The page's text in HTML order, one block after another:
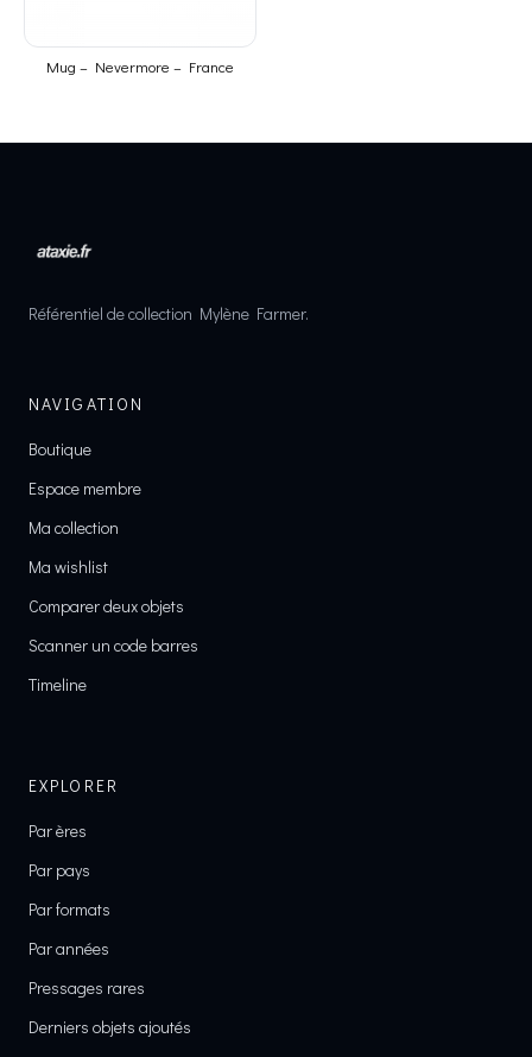
Mug – Nevermore – France
Référentiel de collection Mylène Farmer.
NAVIGATION
Boutique
Espace membre
Ma collection
Ma wishlist
Comparer deux objets
Scanner un code barres
Timeline
EXPLORER
Par ères
Par pays
Par formats
Par années
Pressages rares
Derniers objets ajoutés